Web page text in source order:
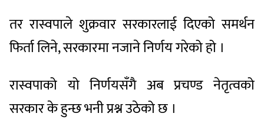
तर रास्वपाले शुक्रवार सरकारलाई दिएको समर्थन
फिर्ता लिने, सरकारमा नजाने निर्णय गरेको हो ।
रास्वपाको यो निर्णयसँगै अब प्रचण्ड नेतृत्वको
सरकार के हुन्छ भनी प्रश्न उठेको छ ।